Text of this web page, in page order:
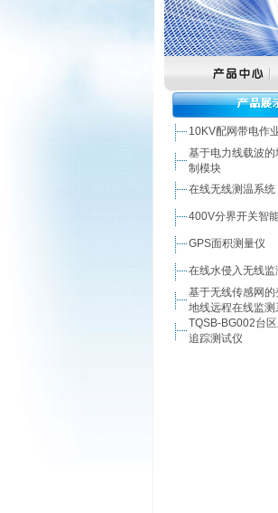
10KV配网带电作
基于电力线载波
制模块
在线无线测温系统
400V分界开关智
GPS面积测量仪
在线水侵入无线监
基于无线传感网
地线远程在线监测
TQSB-BG002台
追踪测试仪